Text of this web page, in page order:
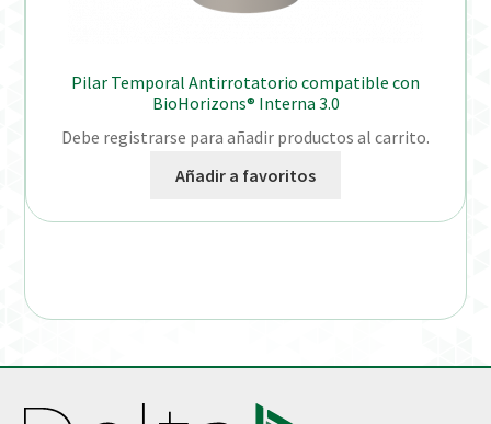
Pilar Temporal Antirrotatorio compatible con
BioHorizons® Interna 3.0
Debe registrarse para añadir productos al carrito.
Añadir a favoritos